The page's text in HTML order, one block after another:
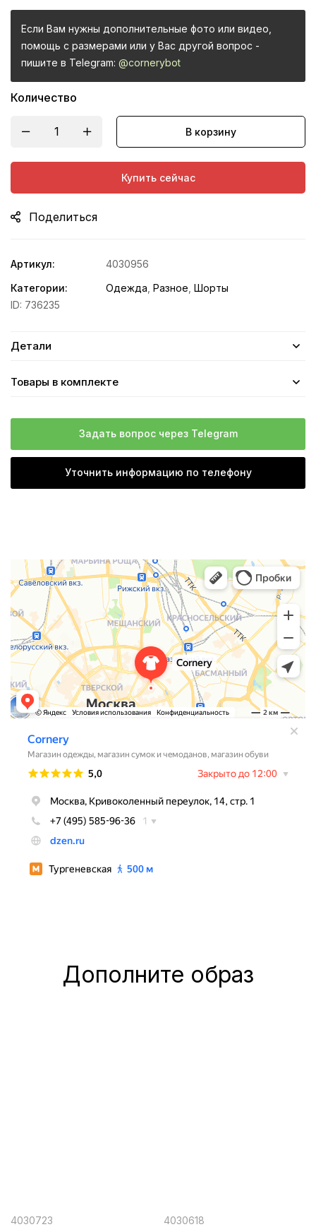
Если Вам нужны дополнительные фото или видео,
помощь с размерами или у Вас другой вопрос -
пишите в Telegram: @cornerybot
Количество
В корзину
Купить сейчас
Поделиться
Артикул:
4030956
Категории:
Одежда Разное Шорты
ID: 736235
Детали
Товары в комплекте
Задать вопрос через Telegram
Уточнить информацию по телефону
Дополните образ
4030723 4030618